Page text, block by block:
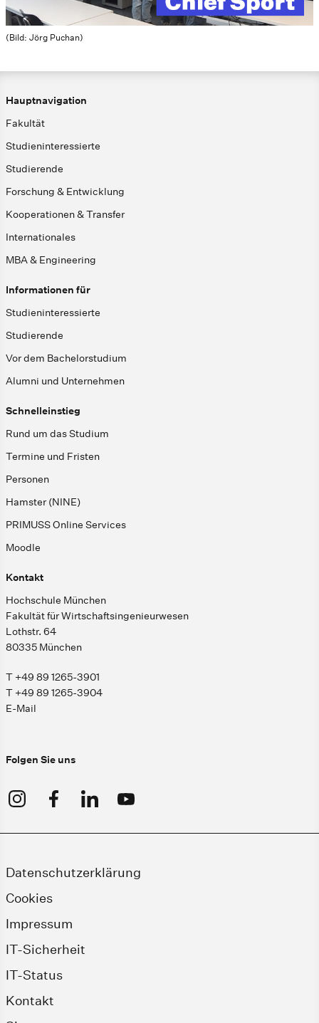
(Bild: Jörg Puchan)
Hauptnavigation
Fakultät
Studieninteressierte
Studierende
Forschung & Entwicklung
Kooperationen & Transfer
Internationales
MBA & Engineering
Informationen für
Studieninteressierte
Studierende
Vor dem Bachelorstudium
Alumni und Unternehmen
Schnelleinstieg
Rund um das Studium
Termine und Fristen
Personen
Hamster (NINE)
PRIMUSS Online Services
Moodle
Kontakt
Hochschule München
Fakultät für Wirtschaftsingenieurwesen
Lothstr. 64
80335 München
T +49 89 1265-3901
T +49 89 1265-3904
E-Mail
Folgen Sie uns
Datenschutzerklärung
Cookies
Impressum
IT-Sicherheit
IT-Status
Kontakt